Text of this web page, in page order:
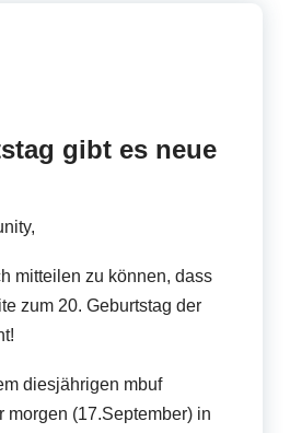
gibt es neue
mitteilen zu können, dass
zum 20. Geburtstag der
diesjährigen mbuf
morgen (17.September) in